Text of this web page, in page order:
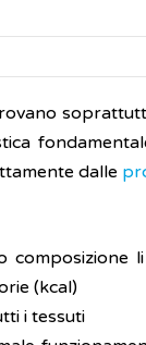
dalle
(kcal)
i tessuti